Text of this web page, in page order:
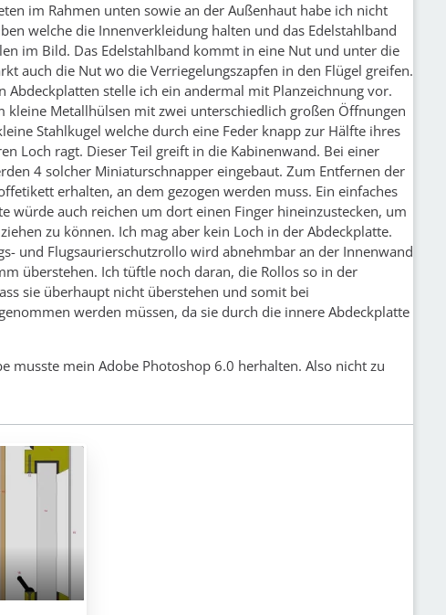
im Rahmen unten sowie an der Außenhaut habe ich nicht
welche die Innenverkleidung halten und das Edelstahlband
im Bild. Das Edelstahlband kommt in eine Nut und unter die
auch die Nut wo die Verriegelungszapfen in den Flügel greifen.
Abdeckplatten stelle ich ein andermal mit Planzeichnung vor.
kleine Metallhülsen mit zwei unterschiedlich großen Öffnungen
Stahlkugel welche durch eine Feder knapp zur Hälfte ihres
Loch ragt. Dieser Teil greift in die Kabinenwand. Bei einer
4 solcher Miniaturschnapper eingebaut. Zum Entfernen der
erhalten, an dem gezogen werden muss. Ein einfaches
würde auch reichen um dort einen Finger hineinzustecken, um
zu können. Ich mag aber kein Loch in der Abdeckplatte.
und Flugsaurierschutzrollo wird abnehmbar an der Innenwand
überstehen. Ich tüftle noch daran, die Rollos so in der
sie überhaupt nicht überstehen und somit bei
werden müssen, da sie durch die innere Abdeckplatte
musste mein Adobe Photoshop 6.0 herhalten. Also nicht zu